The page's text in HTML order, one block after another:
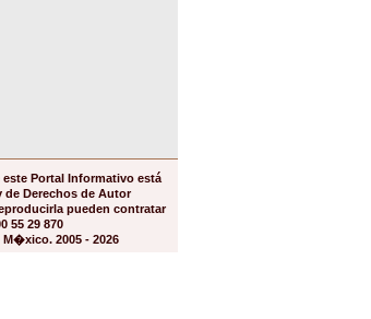
Portal Informativo está
de Derechos de Autor
pueden contratar
55 29 870
M�xico. 2005 - 2026